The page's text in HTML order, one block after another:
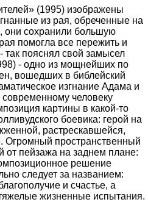
(1995) изображены
из рая, обреченные на
они сохранили большую
помогла все пережить и
так пояснял свой замысел
- одно из мощнейших по
вошедших в библейский
изгнание Адама и
человеку
картины в какой-то
боевика: герой на
растрескавшейся,
Огромный пространственный
от пейзажа на заднем плане:
решение
следует за названием:
и счастье, а
жизненные испытания.